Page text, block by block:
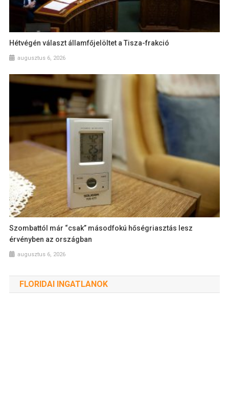
Hétvégén választ államfőjelöltet a Tisza-frakció
augusztus 6, 2026
Szombattól már “csak” másodfokú hőségriasztás lesz
érvényben az országban
augusztus 6, 2026
FLORIDAI INGATLANOK